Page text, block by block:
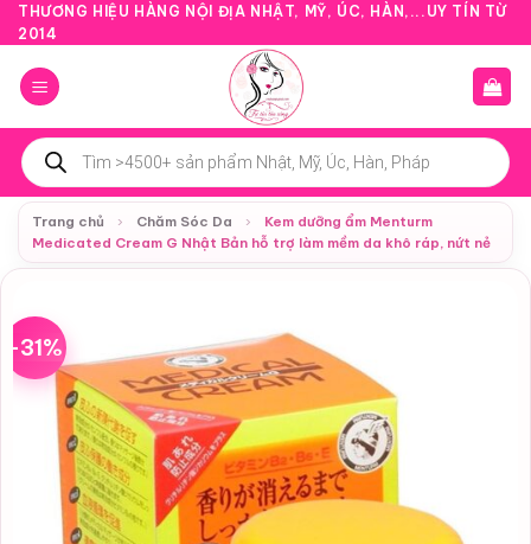
Bỏ
qua
nội
dung
THƯƠNG HIỆU HÀNG NỘI ĐỊA NHẬT, MỸ, ÚC, HÀN,...UY TÍN TỪ
2014
Tìm
kiếm
sản
phẩm
Trang chủ
› Chăm Sóc Da ›
Kem dưỡng ẩm Menturm
Medicated Cream G Nhật Bản hỗ trợ làm mềm da khô ráp, nứt nẻ
-31%